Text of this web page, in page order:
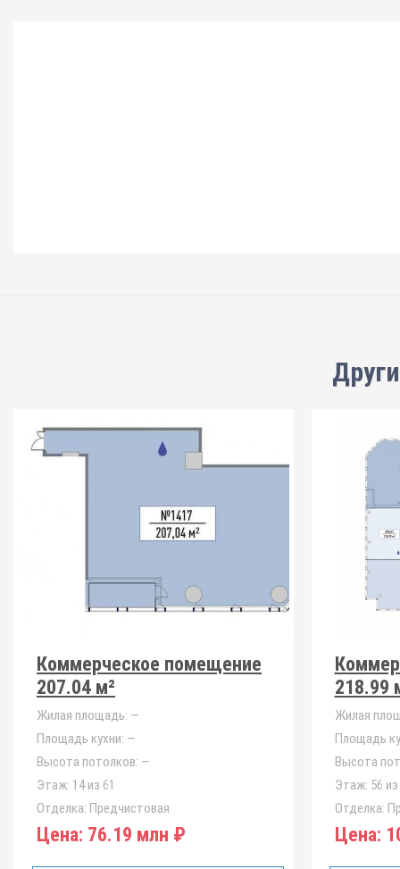
Коммерческое помещение
207.04 м²
Жилая площадь: —
Площадь кухни: —
Высота потолков: —
Этаж: 14 из 61
Отделка: Предчистовая
Цена: 76.19 млн ₽
218.99
Жилая
Площадь
Высота
Этаж: 56
Отделка:
Цена: